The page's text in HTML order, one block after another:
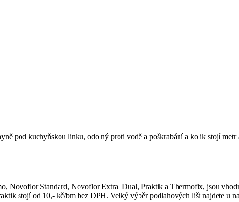
pod kuchyňskou linku, odolný proti vodě a poškrabání a kolik stojí
Novoflor Standard, Novoflor Extra, Dual, Praktik a Thermofix, jsou
stojí od 10,- kč/bm bez DPH. Velký výběr podlahových lišt najdete u